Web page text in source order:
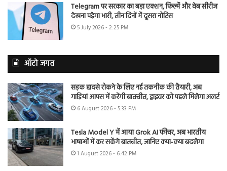
Telegram पर सरकार का बड़ा एक्शन, फिल्में और वेब सीरीज
देखना पड़ेगा भारी, तीन दिनों में दूसरा नोटिस
5 July 2026 - 2:25 PM
ऑटो जगत
सड़क हादसे रोकने के लिए नई तकनीक की तैयारी, अब
गाड़ियां आपस में करेंगी बातचीत, ड्राइवर को पहले मिलेगा अलर्ट
6 August 2026 - 5:33 PM
Tesla Model Y में आया Grok AI फीचर, अब भारतीय
भाषाओं में कर सकेंगे बातचीत, जानिए क्या-क्या बदलेगा
1 August 2026 - 6:42 PM